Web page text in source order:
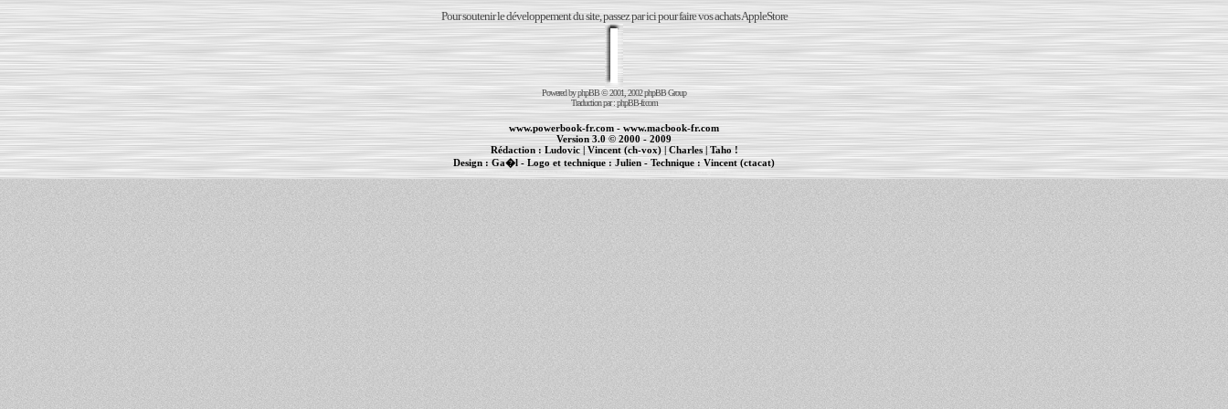
Pour soutenir le développement du site, passez par ici pour faire vos achats AppleStore
Powered byphpBB© 2001, 2002 phpBB Group
Traduction par :phpBB-fr.com
www.powerbook-fr.com - www.macbook-fr.com
Version 3.0 © 2000 - 2009
Rédaction : Ludovic|Vincent (ch-vox)| Charles|Taho !
Design :Ga�l - Logo et technique : Julien - Technique :Vincent (ctacat)
| | cr�ation de sites Internet